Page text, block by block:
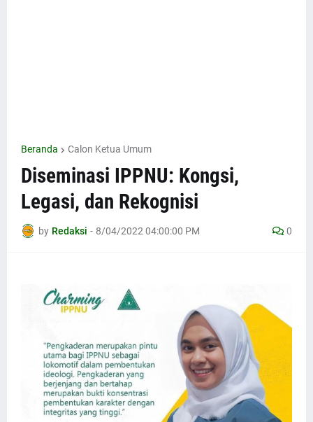
Beranda Calon Ketua Umum
Diseminasi IPPNU: Kongsi,
Legasi, dan Rekognisi
by Redaksi - 8/04/2022 04:00:00 PM 0